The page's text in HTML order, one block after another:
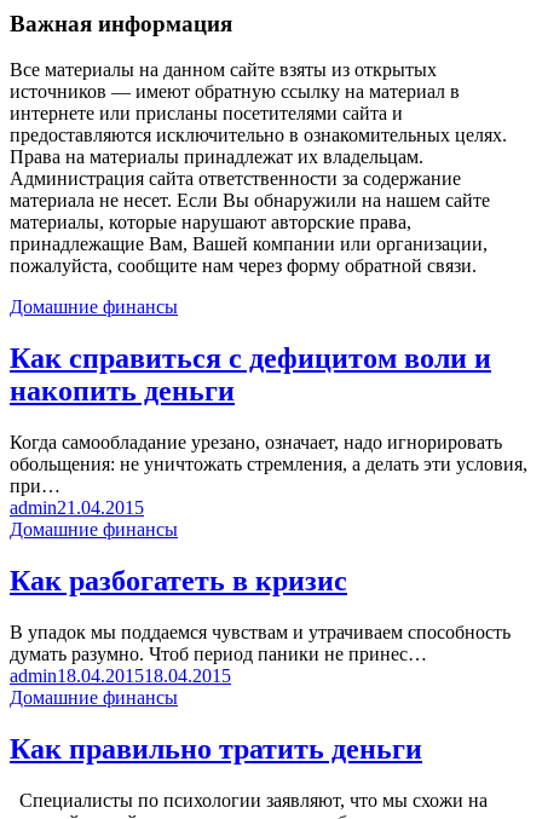
Важная информация
Все материалы на данном сайте взяты из открытых
источников — имеют обратную ссылку на материал в
интернете или присланы посетителями сайта и
предоставляются исключительно в ознакомительных целях.
Права на материалы принадлежат их владельцам.
Администрация сайта ответственности за содержание
материала не несет. Если Вы обнаружили на нашем сайте
материалы, которые нарушают авторские права,
принадлежащие Вам, Вашей компании или организации,
пожалуйста, сообщите нам через форму обратной связи.
Домашние финансы
Как справиться с дефицитом воли и
накопить деньги
Когда самообладание урезано, означает, надо игнорировать
обольщения: не уничтожать стремления, а делать эти условия,
при…
admin21.04.2015
Домашние финансы
Как разбогатеть в кризис
В упадок мы поддаемся чувствам и утрачиваем способность
думать разумно. Чтоб период паники не принес…
admin18.04.201518.04.2015
Домашние финансы
Как правильно тратить деньги
Специалисты по психологии заявляют, что мы схожи на